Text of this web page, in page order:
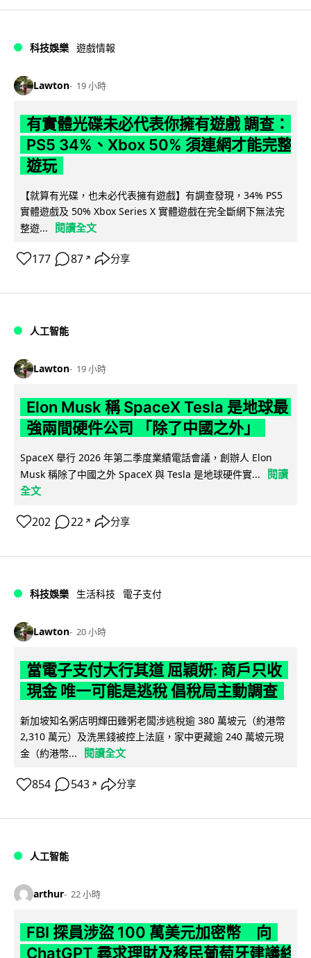
科技娛樂 遊戲情報
Lawton 19 小時
有實體光碟未必代表你擁有遊戲 調查：
PS5 34%、Xbox 50% 須連網才能完整
遊玩
【就算有光碟，也未必代表擁有遊戲】有調查發現，34% PS5
實體遊戲及 50% Xbox Series X 實體遊戲在完全斷網下無法完
整遊...
閱讀全文
177 87 ↗ 分享
人工智能
Lawton 19 小時
Elon Musk 稱 SpaceX Tesla 是地球最
強兩間硬件公司 「除了中國之外」
SpaceX 舉行 2026 年第二季度業績電話會議，創辦人 Elon
Musk 稱除了中國之外 SpaceX 與 Tesla 是地球硬件實...
閱讀
全文
202 22 ↗ 分享
科技娛樂 生活科技 電子支付
Lawton 20 小時
當電子支付大行其道 屈穎妍: 商戶只收
現金 唯一可能是逃稅 倡稅局主動調查
新加坡知名粥店明輝田雞粥老闆涉逃稅逾 380 萬坡元（約港幣
2,310 萬元）及洗黑錢被控上法庭，家中更藏逾 240 萬坡元現
金（約港幣...
閱讀全文
854 543 ↗ 分享
人工智能
arthur 22 小時
FBI 探員涉盜 100 萬美元加密幣 向
ChatGPT 尋求理財及移民葡萄牙建議終